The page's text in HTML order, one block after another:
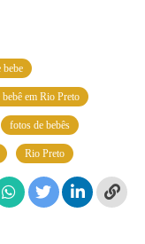
bebe
em Rio Preto
fotos de bebês
Rio Preto